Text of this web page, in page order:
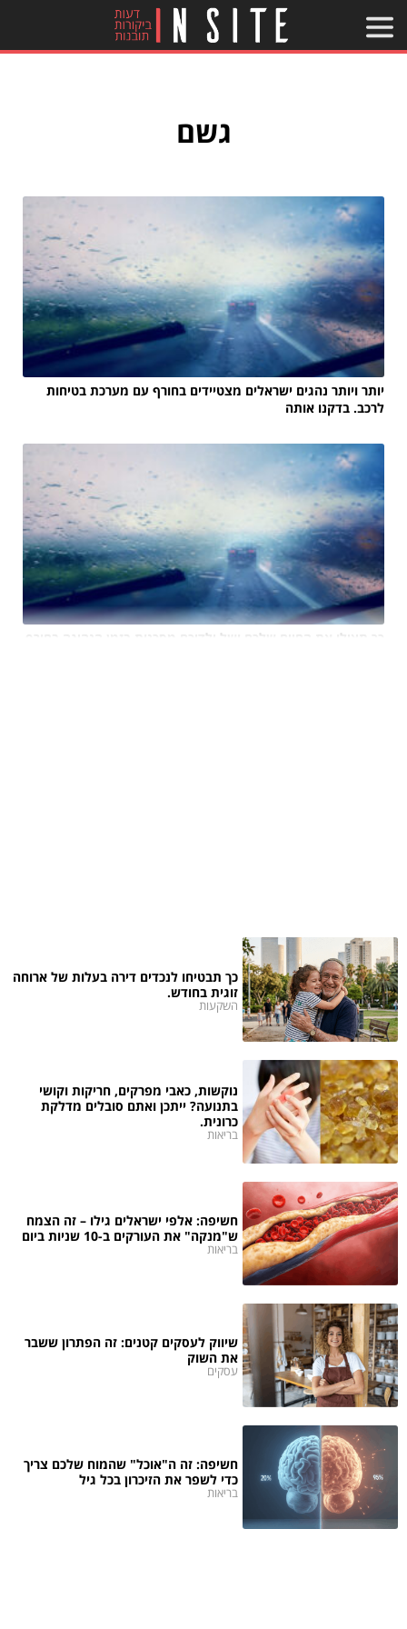
גשם
יותר ויותר נהגים ישראלים מצטיידים בחורף עם מערכת בטיחות
לרכב. בדקנו אותה
כך תצילו את החיים שלכם ושל ילדיכם מסכנות בזמן הנהיגה בחורף
כך תבטיחו לנכדים דירה בעלות של ארוחה
זוגית בחודש.
השקעות
נוקשות, כאבי מפרקים, חריקות וקושי
בתנועה? ייתכן ואתם סובלים מדלקת
כרונית.
בריאות
חשיפה: אלפי ישראלים גילו – זה הצמח
ש"מנקה" את העורקים ב-10 שניות ביום
בריאות
שיווק לעסקים קטנים: זה הפתרון ששבר
את השוק
עסקים
חשיפה: זה ה"אוכל" שהמוח שלכם צריך
כדי לשפר את הזיכרון בכל גיל
בריאות